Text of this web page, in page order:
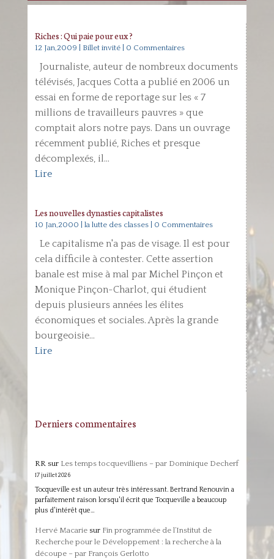
Riches : Qui paie pour eux ?
12 Jan,2009 Billet invité| 0 Commentaires
Journaliste, auteur de nombreux documents
télévisés, Jacques Cotta a publié en 2006 un
essai en forme de reportage sur les « 7
millions de travailleurs pauvres » que
comptait alors notre pays. Dans un ouvrage
récemment publié, Riches et presque
décomplexés, il...
Lire
Les nouvelles dynasties capitalistes
10 Jan,2000 la lutte des classes| 0 Commentaires
Le capitalisme n'a pas de visage. Il est pour
cela difficile à contester. Cette assertion
banale est mise à mal par Michel Pinçon et
Monique Pinçon-Charlot, qui étudient
depuis plusieurs années les élites
économiques et sociales. Après la grande
bourgeoisie...
Lire
Derniers commentaires
RRsur Les temps tocquevilliens – par Dominique Decherf
17 juillet 2026
Tocqueville est un auteur très intéressant. Bertrand Renouvin a
parfaitement raison lorsqu'il écrit que Tocqueville a beaucoup
plus d'intérêt que…
Hervé Macariesur Fin programmée de l’Institut de
Recherche pour le Développement : la recherche à la
découpe – par François Gerlotto